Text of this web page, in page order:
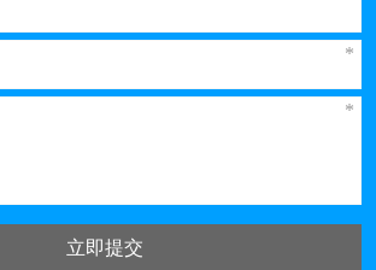
立即提交